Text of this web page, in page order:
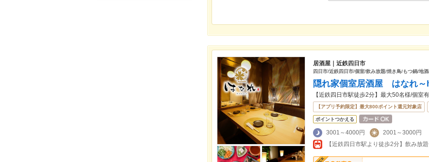
居酒屋｜近鉄四日市
四日市/近鉄四日市/個室/飲み放題/焼き鳥/もつ鍋/地
隠れ家個室居酒屋 はなれ～
【近鉄四日市駅徒歩2分】最大50名様/個室有
【アプリ予約限定】最大800ポイント還元対象店
ポイントつかえる
3001～4000円
2001～3000円